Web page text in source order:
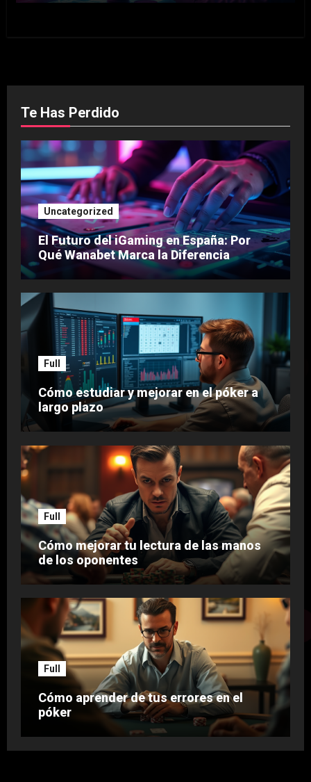
Te Has Perdido
Uncategorized
El Futuro del iGaming en España: Por
Qué Wanabet Marca la Diferencia
Full
Cómo estudiar y mejorar en el póker a
largo plazo
Full
Cómo mejorar tu lectura de las manos
de los oponentes
Full
Cómo aprender de tus errores en el
póker